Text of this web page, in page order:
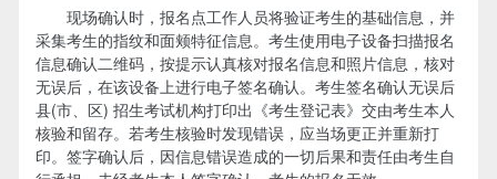
现场确认时，报名点工作人员将验证考生的基础信息，并
采集考生的指纹和面颊特征信息。考生使用电子设备扫描报名
信息确认二维码，按提示认真核对报名信息和照片信息，核对
无误后，在该设备上进行电子签名确认。考生签名确认无误后
县(市、区) 招生考试机构打印出《考生登记表》交由考生本人
核验和留存。若考生核验时发现错误，应当场更正并重新打
印。签字确认后，因信息错误造成的一切后果和责任由考生自